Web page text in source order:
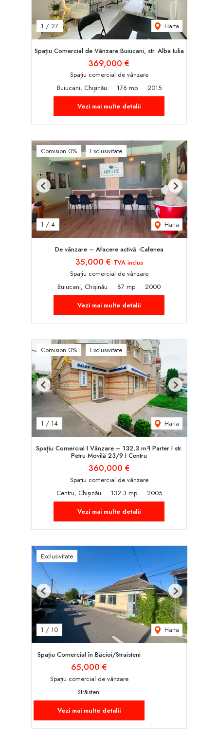
1 / 27 Harta
Spațiu Comercial de Vânzare Buiucani, str. Alba Iulia
369,000 €
Spațiu comercial de vânzare
Buiucani, Chișinău
176 mp
2015
Vezi mai multe detalii
Comision 0% Exclusivitate
1 / 4 Harta
Previous Next
De vânzare – Afacere activă -Cafenea
35,000 € TVA inclus
Spațiu comercial de vânzare
Buiucani, Chișinău
87 mp
2000
Vezi mai multe detalii
Comision 0% Exclusivitate
1 / 14 Harta
Previous Next
Spațiu Comercial I Vânzare – 132,3 m²I Parter I str.
Petru Movilă 23/9 I Centru
360,000 €
Spațiu comercial de vânzare
Centru, Chișinău
132.3 mp
2005
Vezi mai multe detalii
Exclusivitate
1 / 10 Harta
Previous Next
Spațiu Comercial în Băcioi/Straisteni
65,000 €
Spațiu comercial de vânzare
Străisteni
Vezi mai multe detalii